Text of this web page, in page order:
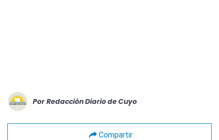
Por Redacción Diario de Cuyo
Compartir